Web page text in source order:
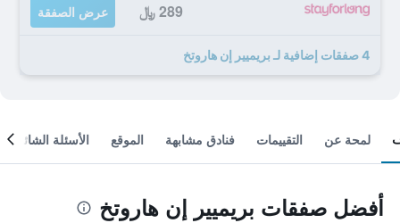
289 ﷼ عرض الصفقة
4 صفقات إضافية لـ بريميير إن هاروتخ
لمحة عن التقييمات فنادق مشابهة الموقع الأسئلة الشائعة
أفضل صفقات بريميير إن هاروتخ